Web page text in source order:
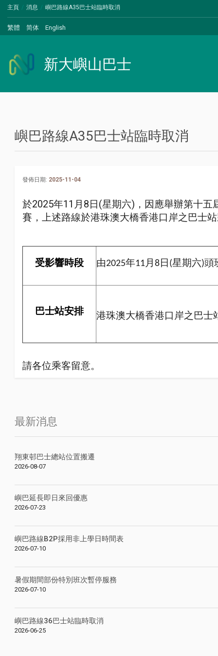
主頁 消息 嶼巴路線A35巴士站臨時取消
繁體 简体 English
新大嶼山巴士
嶼巴路線A35巴士站臨時取消
發佈日期: 2025-11-04
於2025年11月8日(星期六)，因應舉辦第十五
賽，上述路線於港珠澳大橋香港口岸之巴士
受影響時段 由2025年11月8日(星期六)
巴士站安排 港珠澳大橋香港口岸之巴士
請各位乘客留意。
最新消息
翔東邨巴士總站位置搬遷
2026-08-07
嶼巴延長即日來回優惠
2026-07-23
嶼巴路線B2P採用非上學日時間表
2026-07-10
暑假期間部份特別班次暫停服務
2026-07-10
嶼巴路線36巴士站臨時取消
2026-06-25